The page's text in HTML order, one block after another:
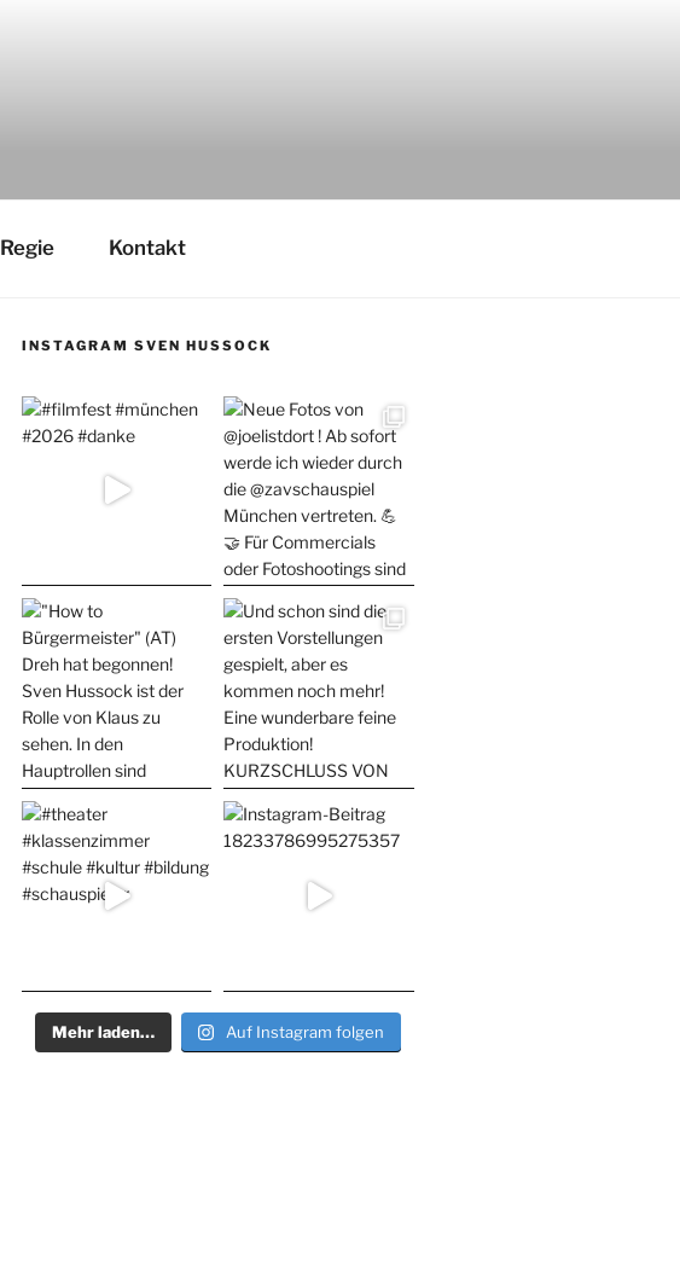
Regie Kontakt
INSTAGRAM SVEN HUSSOCK
Mehr laden… Auf Instagram folgen